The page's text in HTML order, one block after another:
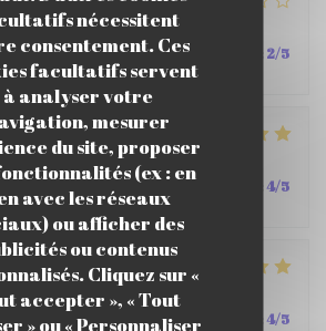
nécessitent
consentement. Ces
facultatifs servent
à analyser votre
mesurer
du site, proposer
(ex : en
avec les réseaux
ou afficher des
ou contenus
Cliquez sur «
accepter », « Tout
» ou « Personnaliser
- Couverts 4
:3/5 Cuisine:4/5 Qualité / Prix 2/5
- Couverts 5
:5/5 Cuisine: 4/5 Qualité / Prix 4/5
- Couverts 6
5/5 Cuisine:5/5 Qualité / Prix 4/5